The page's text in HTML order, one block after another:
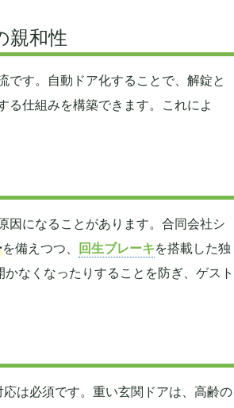
親和性
す。自動ドア化することで、解錠と
る仕組みを構築できます。これによ
因になることがあります。合同会社シ
を備えつつ、 回生ブレーキを搭載した独
なくなったりすることを防ぎ、ゲスト
は必須です。重い玄関ドアは、高齢の